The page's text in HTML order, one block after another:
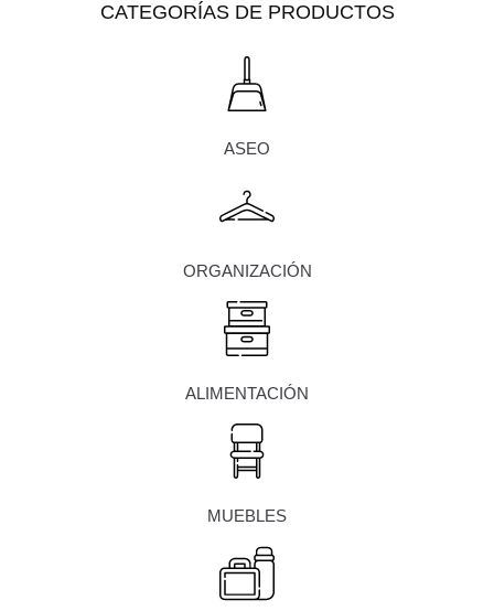
CATEGORÍAS DE PRODUCTOS
ASEO
ORGANIZACIÓN
ALIMENTACIÓN
MUEBLES